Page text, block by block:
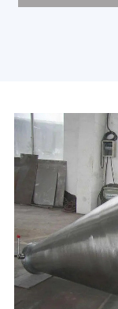
程
例
客
户
中
心